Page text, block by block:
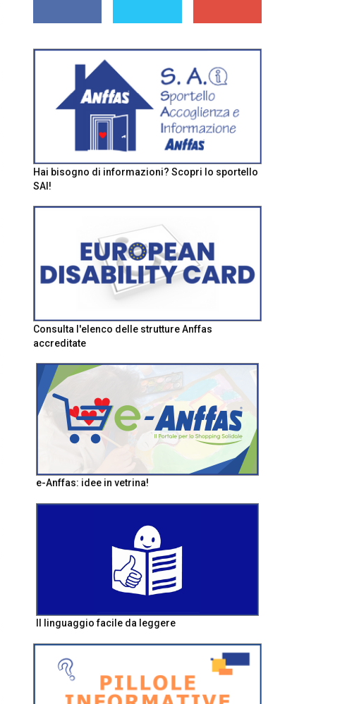
Hai bisogno di informazioni? Scopri lo sportello
SAI!
Consulta l'elenco delle strutture Anffas
accreditate
e-Anffas: idee in vetrina!
Il linguaggio facile da leggere